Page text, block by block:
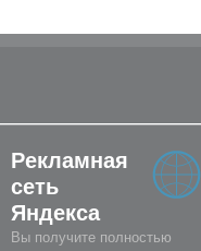
Рекламная
сеть
Яндекса
Вы получите полностью